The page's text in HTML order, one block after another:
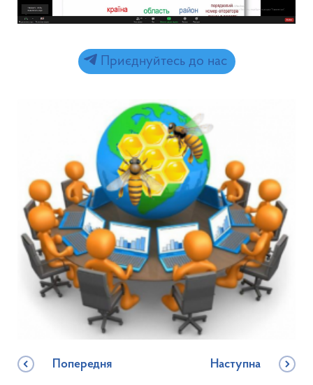
Приєднуйтесь до нас
Попередня Наступна